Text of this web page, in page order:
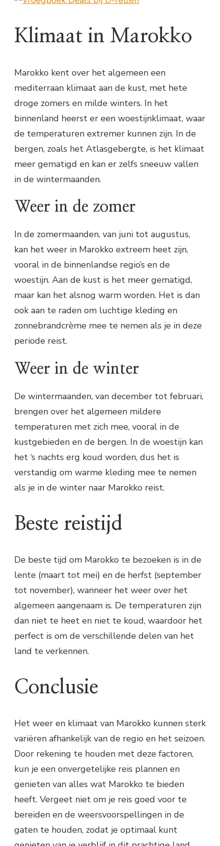
Klimaat in Marokko
Marokko kent over het algemeen een
mediterraan klimaat aan de kust, met hete
droge zomers en milde winters. In het
binnenland heerst er een woestijnklimaat, waar
de temperaturen extremer kunnen zijn. In de
bergen, zoals het Atlasgebergte, is het klimaat
meer gematigd en kan er zelfs sneeuw vallen
in de wintermaanden.
Weer in de zomer
In de zomermaanden, van juni tot augustus,
kan het weer in Marokko extreem heet zijn,
vooral in de binnenlandse regio’s en de
woestijn. Aan de kust is het meer gematigd,
maar kan het alsnog warm worden. Het is dan
ook aan te raden om luchtige kleding en
zonnebrandcrème mee te nemen als je in deze
periode reist.
Weer in de winter
De wintermaanden, van december tot februari,
brengen over het algemeen mildere
temperaturen met zich mee, vooral in de
kustgebieden en de bergen. In de woestijn kan
het ‘s nachts erg koud worden, dus het is
verstandig om warme kleding mee te nemen
als je in de winter naar Marokko reist.
Beste reistijd
De beste tijd om Marokko te bezoeken is in de
lente (maart tot mei) en de herfst (september
tot november), wanneer het weer over het
algemeen aangenaam is. De temperaturen zijn
dan niet te heet en niet te koud, waardoor het
perfect is om de verschillende delen van het
land te verkennen.
Conclusie
Het weer en klimaat van Marokko kunnen sterk
variëren afhankelijk van de regio en het seizoen.
Door rekening te houden met deze factoren,
kun je een onvergetelijke reis plannen en
genieten van alles wat Marokko te bieden
heeft. Vergeet niet om je reis goed voor te
bereiden en de weersvoorspellingen in de
gaten te houden, zodat je optimaal kunt